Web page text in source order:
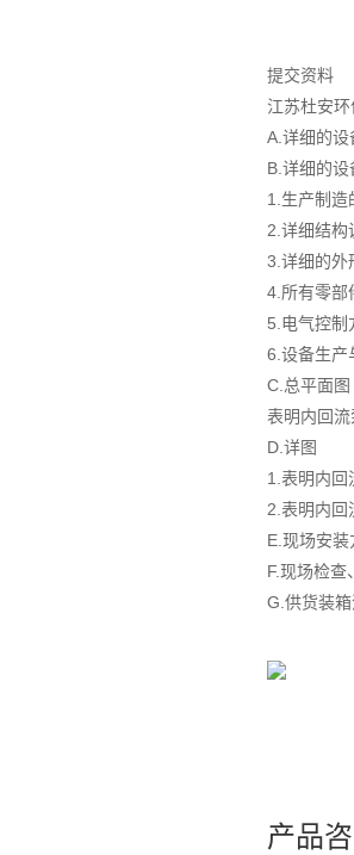
提交资料
江苏杜安
A.详细的
B.详细的
1.生产制造
2.详细结构
3.详细的外
4.所有零部
5.电气控制
6.设备生产
C.总平面图
表明内回
D.详图
1.表明内回
2.表明内回
E.现场安
F.现场检查
G.供货装
产品